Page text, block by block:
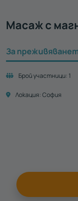
Масаж с
За
Брой участници: 1
Локация:София